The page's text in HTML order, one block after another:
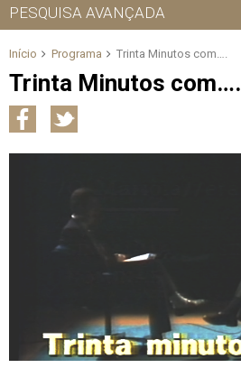
PESQUISA AVANÇADA
Início Programa Trinta Minutos com….
Trinta Minutos com….